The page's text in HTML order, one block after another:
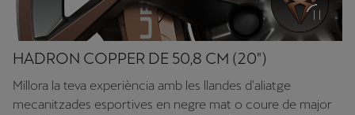
HADRON COPPER DE 50,8 CM (20")
Millora la teva experiència amb les llandes d'aliatge
mecanitzades esportives en negre mat o coure de major